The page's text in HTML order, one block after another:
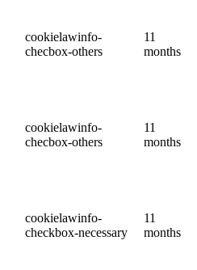
cookielawinfo-
checbox-others
11
months
cookielawinfo-
checbox-others
11
months
cookielawinfo-
checkbox-necessary
11
months